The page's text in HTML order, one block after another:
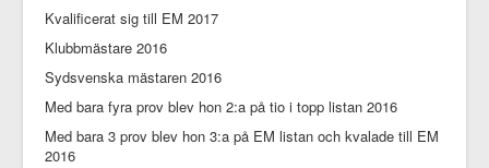
Kvalificerat sig till EM 2017
Klubbmästare 2016
Sydsvenska mästaren 2016
Med bara fyra prov blev hon 2:a på tio i topp listan 2016
Med bara 3 prov blev hon 3:a på EM listan och kvalade till EM
2016